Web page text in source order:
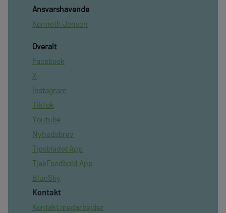
Ansvarshavende
Kenneth Jensen
Overalt
Facebook
X
Instagram
TikTok
Youtube
Nyhedsbrev
Tipsbladet App
TjekFoodbold App
BlueSky
Kontakt
Kontakt medarbejder